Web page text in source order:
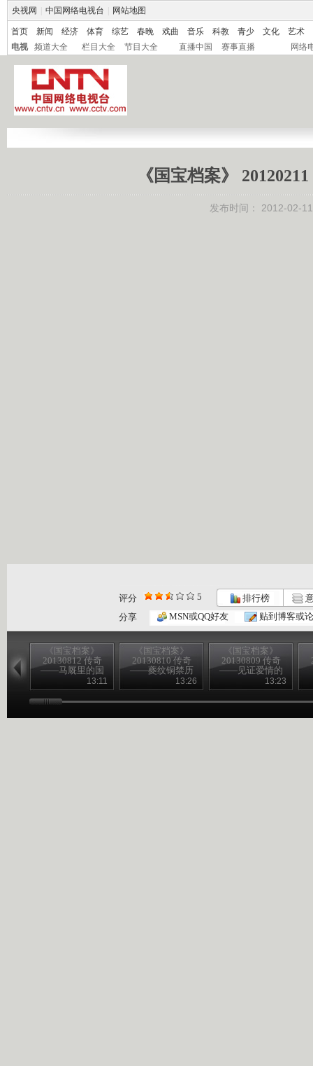
央视网 中国网络电视台 网站地图
首页 新闻 经济 体育 综艺 春晚 戏曲 音乐 科教 青少 文化
艺术
电视
频道大全 栏目大全 节目大全 直播中国 赛事直播 网络
《国宝档案》
发布时间： 2012-02-
评分 5 排行榜
分享
MSN或QQ好友 贴到博客或
《国宝档案》
20130812 传奇
——马厩里的国
13:11
《国宝档案》
20130810 传奇
——夔纹铜禁历
13:26
《国宝档案》
20130809 传奇
——见证爱情的
13:23